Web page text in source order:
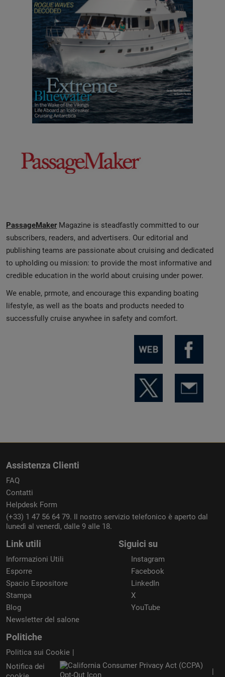
PassageMaker Magazine is steadfastly committed to our
subscribers, readers, and advertisers. Our editorial and
publishing teams are passionate about cruising and dedicated
to upholding ou mission: to provide the most informative and
credible education in the world about cruising under power.
We enable, prmote, and encourage this expanding boating
lifestyle, as well as the boats and products needed to
successfully cruise anywhee in safety and comfort.
Assistenza Clienti
FAQ
Contatti
Helpdesk Form
(+33) 1 47 56 64 79. Il nostro servizio telefonico è aperto dal
lunedì al venerdì, dalle 9 alle 18.
Link utili
Informazioni Utili
Esporre
Spacio Espositore
Stampa
Blog
Newsletter del salone
Siguici su
Instagram
Facebook
LinkedIn
X
YouTube
Politiche
Politica sui Cookie
Notifica dei